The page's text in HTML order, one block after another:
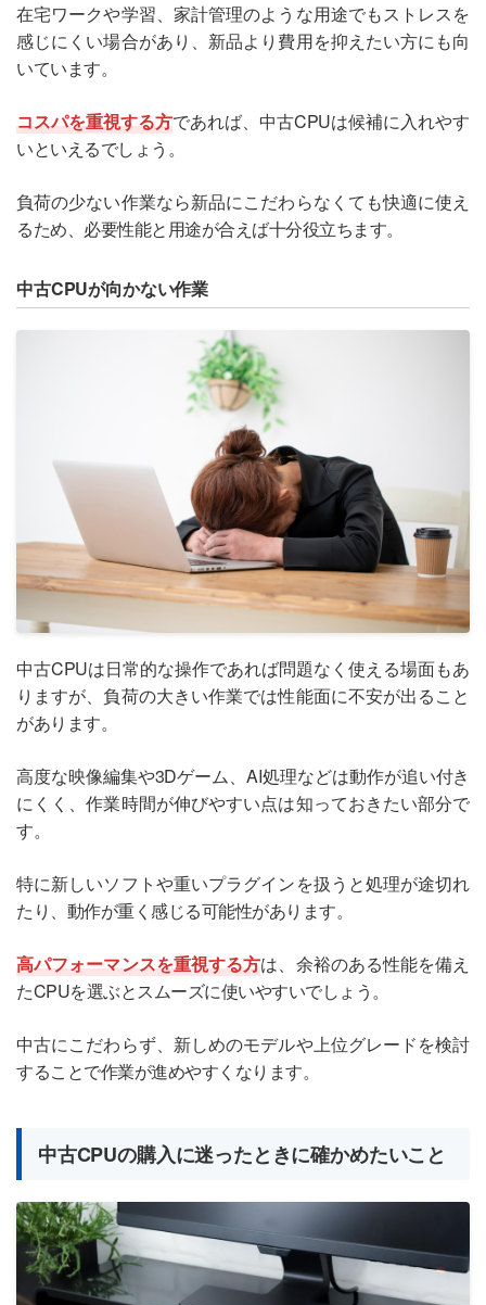
在宅ワークや学習、家計管理のような用途でもストレスを
感じにくい場合があり、新品より費用を抑えたい方にも向
いています。
コスパを重視する方であれば、中古CPUは候補に入れやす
いといえるでしょう。
負荷の少ない作業なら新品にこだわらなくても快適に使え
るため、必要性能と用途が合えば十分役立ちます。
中古CPUが向かない作業
中古CPUは日常的な操作であれば問題なく使える場面もあ
りますが、負荷の大きい作業では性能面に不安が出ること
があります。
高度な映像編集や3Dゲーム、AI処理などは動作が追い付き
にくく、作業時間が伸びやすい点は知っておきたい部分で
す。
特に新しいソフトや重いプラグインを扱うと処理が途切れ
たり、動作が重く感じる可能性があります。
高パフォーマンスを重視する方は、余裕のある性能を備え
たCPUを選ぶとスムーズに使いやすいでしょう。
中古にこだわらず、新しめのモデルや上位グレードを検討
することで作業が進めやすくなります。
中古CPUの購入に迷ったときに確かめたいこと